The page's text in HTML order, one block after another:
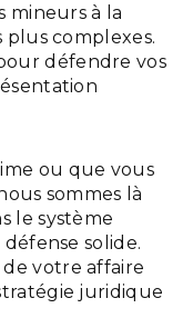
mineurs à la
plus complexes.
défendre vos
ou que vous
sommes là
le système
solide.
votre affaire
juridique